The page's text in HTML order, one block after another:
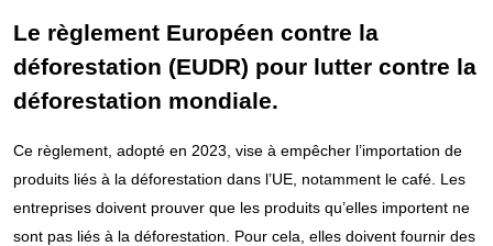
Le règlement Européen contre la
déforestation (EUDR) pour lutter contre la
déforestation mondiale.
Ce règlement, adopté en 2023, vise à empêcher l’importation de
produits liés à la déforestation dans l’UE, notamment le café. Les
entreprises doivent prouver que les produits qu’elles importent ne
sont pas liés à la déforestation. Pour cela, elles doivent fournir des